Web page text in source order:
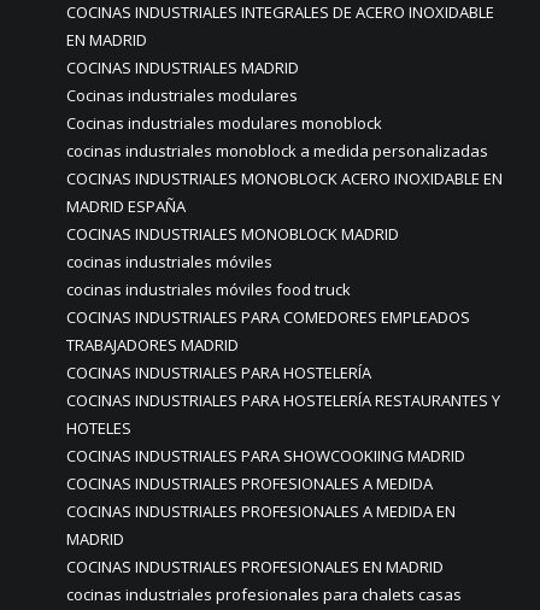
COCINAS INDUSTRIALES INTEGRALES DE ACERO INOXIDABLE
EN MADRID
COCINAS INDUSTRIALES MADRID
Cocinas industriales modulares
Cocinas industriales modulares monoblock
cocinas industriales monoblock a medida personalizadas
COCINAS INDUSTRIALES MONOBLOCK ACERO INOXIDABLE EN
MADRID ESPAÑA
COCINAS INDUSTRIALES MONOBLOCK MADRID
cocinas industriales móviles
cocinas industriales móviles food truck
COCINAS INDUSTRIALES PARA COMEDORES EMPLEADOS
TRABAJADORES MADRID
COCINAS INDUSTRIALES PARA HOSTELERÍA
COCINAS INDUSTRIALES PARA HOSTELERÍA RESTAURANTES Y
HOTELES
COCINAS INDUSTRIALES PARA SHOWCOOKIING MADRID
COCINAS INDUSTRIALES PROFESIONALES A MEDIDA
COCINAS INDUSTRIALES PROFESIONALES A MEDIDA EN
MADRID
COCINAS INDUSTRIALES PROFESIONALES EN MADRID
cocinas industriales profesionales para chalets casas